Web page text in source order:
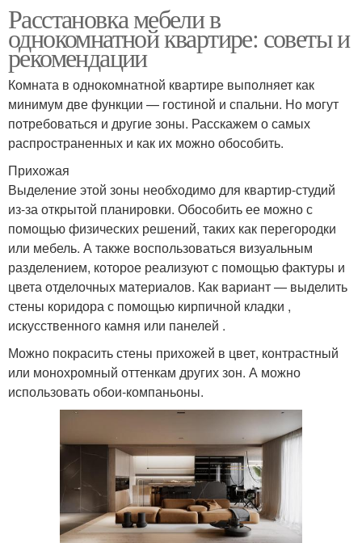
Расстановка мебели в
однокомнатной квартире: советы и
рекомендации
Комната в однокомнатной квартире выполняет как
минимум две функции — гостиной и спальни. Но могут
потребоваться и другие зоны. Расскажем о самых
распространенных и как их можно обособить.
Прихожая
Выделение этой зоны необходимо для квартир-студий
из-за открытой планировки. Обособить ее можно с
помощью физических решений, таких как перегородки
или мебель. А также воспользоваться визуальным
разделением, которое реализуют с помощью фактуры и
цвета отделочных материалов. Как вариант — выделить
стены коридора с помощью кирпичной кладки ,
искусственного камня или панелей .
Можно покрасить стены прихожей в цвет, контрастный
или монохромный оттенкам других зон. А можно
использовать обои-компаньоны.